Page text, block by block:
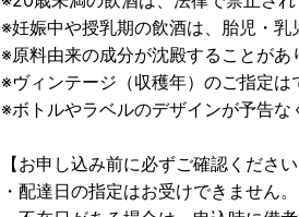
※妊娠中や授乳期の飲酒は、胎児・乳
※原料由来の成分が沈殿することがあ
※ヴィンテージ（収穫年）のご指定は
※ボトルやラベルのデザインが予告な
【お申し込み前に必ずご確認ください
・配達日の指定はお受けできません。